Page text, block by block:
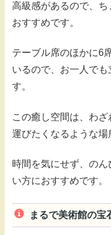
高級感があるので、
おすすめです。
テーブル席のほかに6
いるので、お一人で
す。
この癒し空間は、わ
運びたくなるような場
時間を気にせず、の
い方におすすめです。
まるで美術館の宝